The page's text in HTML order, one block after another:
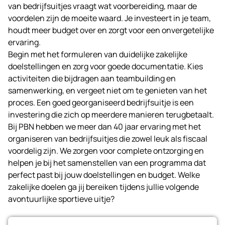
van bedrijfsuitjes vraagt wat voorbereiding, maar de
voordelen zijn de moeite waard. Je investeert in je team,
houdt meer budget over en zorgt voor een onvergetelijke
ervaring.
Begin met het formuleren van duidelijke zakelijke
doelstellingen en zorg voor goede documentatie. Kies
activiteiten die bijdragen aan teambuilding en
samenwerking, en vergeet niet om te genieten van het
proces. Een goed georganiseerd bedrijfsuitje is een
investering die zich op meerdere manieren terugbetaalt.
Bij PBN hebben we meer dan 40 jaar ervaring met het
organiseren van bedrijfsuitjes die zowel leuk als fiscaal
voordelig zijn. We zorgen voor complete ontzorging en
helpen je bij het samenstellen van een programma dat
perfect past bij jouw doelstellingen en budget. Welke
zakelijke doelen ga jij bereiken tijdens jullie volgende
avontuurlijke sportieve uitje?